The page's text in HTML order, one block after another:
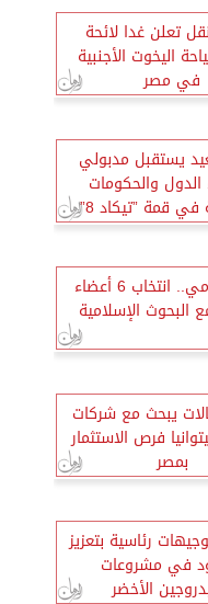
تعلن غدا لائحة
اليخوت الأجنبية
في مصر
يستقبل مدبولي
والحكومات
قمة ”تيكاد 8”
بقرار حكومي.. انتخاب 6 أعضاء
البحوث الإسلامية
يبحث مع شركات
فرص الاستثمار
بمصر
رئاسية بتعزيز
في مشروعات
الأخضر